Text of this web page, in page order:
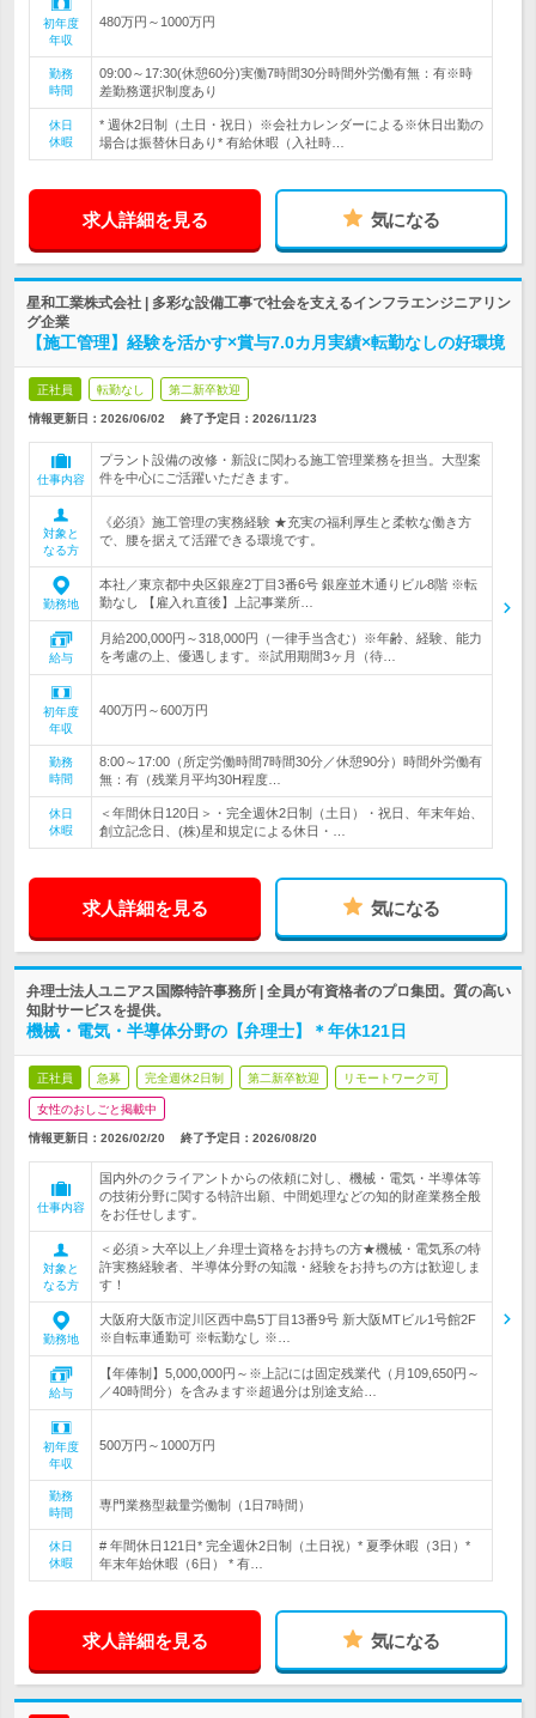
初年度
年収
480万円～1000万円
勤務
時間
09:00～17:30(休憩60分)実働7時間30分時間外労働有無：有※時
差勤務選択制度あり
休日
休暇
* 週休2日制（土日・祝日）※会社カレンダーによる※休日出勤の
場合は振替休日あり* 有給休暇（入社時…
求人詳細を見る 気になる
星和工業株式会社 | 多彩な設備工事で社会を支えるインフラエンジニアリン
グ企業
【施工管理】経験を活かす×賞与7.0カ月実績×転勤なしの好環境
正社員 転勤なし 第二新卒歓迎
情報更新日：2026/06/02 終了予定日： 2026/11/23
仕事内容
プラント設備の改修・新設に関わる施工管理業務を担当。大型案
件を中心にご活躍いただきます。
対象と
なる方
《必須》施工管理の実務経験 ★充実の福利厚生と柔軟な働き方
で、腰を据えて活躍できる環境です。
勤務地
本社／東京都中央区銀座2丁目3番6号 銀座並木通りビル8階 ※転
勤なし 【雇入れ直後】上記事業所…
給与
月給200,000円～318,000円（一律手当含む）※年齢、経験、能力
を考慮の上、優遇します。※試用期間3ヶ月（待…
初年度
年収
400万円～600万円
勤務
時間
8:00～17:00（所定労働時間7時間30分／休憩90分）時間外労働有
無：有（残業月平均30H程度…
休日
休暇
＜年間休日120日＞・完全週休2日制（土日）・祝日、年末年始、
創立記念日、(株)星和規定による休日・…
求人詳細を見る 気になる
弁理士法人ユニアス国際特許事務所 | 全員が有資格者のプロ集団。質の高い
知財サービスを提供。
機械・電気・半導体分野の【弁理士】＊年休121日
正社員 急募 完全週休2日制 第二新卒歓迎 リモートワーク可
女性のおしごと掲載中
情報更新日：2026/02/20 終了予定日： 2026/08/20
仕事内容
国内外のクライアントからの依頼に対し、機械・電気・半導体等
の技術分野に関する特許出願、中間処理などの知的財産業務全般
をお任せします。
対象と
なる方
＜必須＞大卒以上／弁理士資格をお持ちの方★機械・電気系の特
許実務経験者、半導体分野の知識・経験をお持ちの方は歓迎しま
す！
勤務地
大阪府大阪市淀川区西中島5丁目13番9号 新大阪MTビル1号館2F
※自転車通勤可 ※転勤なし ※…
給与
【年俸制】5,000,000円～※上記には固定残業代（月109,650円～
／40時間分）を含みます※超過分は別途支給…
初年度
年収
500万円～1000万円
勤務
時間
専門業務型裁量労働制（1日7時間）
休日
休暇
# 年間休日121日* 完全週休2日制（土日祝）* 夏季休暇（3日）*
年末年始休暇（6日） * 有…
求人詳細を見る 気になる